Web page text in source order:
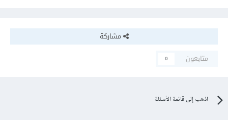
مشاركة
متابعون
0
اذهب إلى قائمة الأسئلة